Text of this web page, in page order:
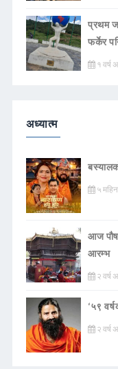
प्रथम
फर्केर
१ वर्ष
अध्यात्म
५
आज पौष
आरम्भ
२ वर्ष
‘५९
२ वर्ष